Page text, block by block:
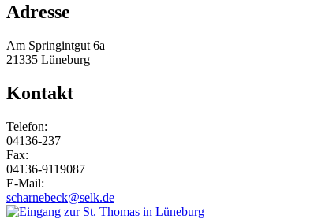
Adresse
Am Springintgut 6a
21335 Lüneburg
Kontakt
Telefon:
04136-237
Fax:
04136-9119087
E-Mail:
scharnebeck@selk.de